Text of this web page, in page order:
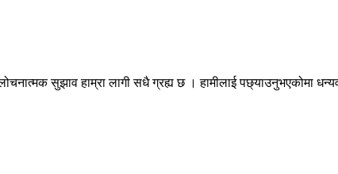
सुझाव हाम्रा लागी सधै ग्रह्य छ । हामीलाई पछ्याउनुभएकोमा